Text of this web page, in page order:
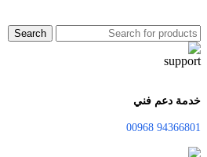
Search
خدمة دعم فني
94366801 00968